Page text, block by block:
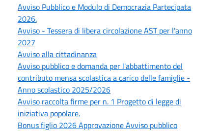
Avviso Pubblico e Modulo di Democrazia Partecipata
2026.
Avviso - Tessera di libera circolazione AST per l'anno
2027
Avviso alla cittadinanza
Avviso pubblico e domanda per l'abbattimento del
contributo mensa scolastica a carico delle famiglie -
Anno scolastico 2025/2026
Avviso raccolta firme per n. 1 Progetto di legge di
iniziativa popolare.
Bonus figlio 2026 Approvazione Avviso pubblico